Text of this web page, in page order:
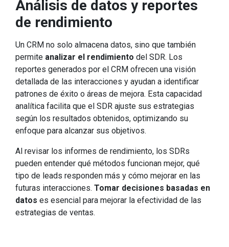
Análisis de datos y reportes
de rendimiento
Un CRM no solo almacena datos, sino que también
permite analizar el rendimiento del SDR. Los
reportes generados por el CRM ofrecen una visión
detallada de las interacciones y ayudan a identificar
patrones de éxito o áreas de mejora. Esta capacidad
analítica facilita que el SDR ajuste sus estrategias
según los resultados obtenidos, optimizando su
enfoque para alcanzar sus objetivos.
Al revisar los informes de rendimiento, los SDRs
pueden entender qué métodos funcionan mejor, qué
tipo de leads responden más y cómo mejorar en las
futuras interacciones. Tomar decisiones basadas en
datos es esencial para mejorar la efectividad de las
estrategias de ventas.